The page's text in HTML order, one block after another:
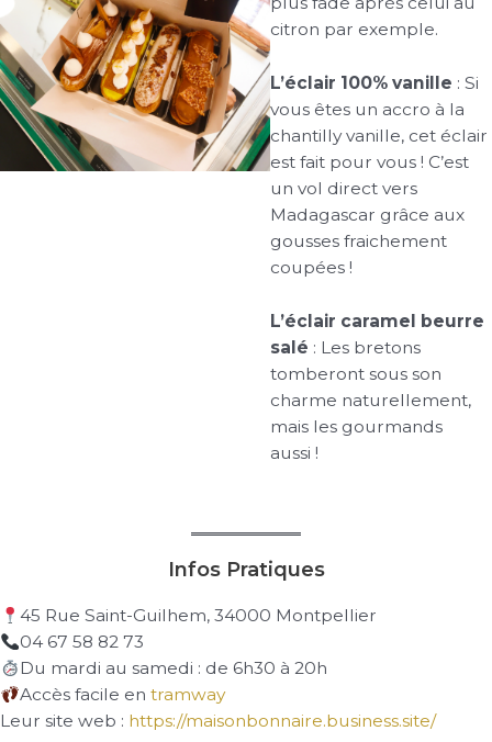
citron par exemple.
L’éclair 100% vanille : Si
vous êtes un accro à la
chantilly vanille, cet éclair
est fait pour vous ! C’est
un vol direct vers
Madagascar grâce aux
gousses fraichement
coupées !
L’éclair caramel beurre
salé : Les bretons
tomberont sous son
charme naturellement,
mais les gourmands
aussi !
Infos Pratiques
45 Rue Saint-Guilhem, 34000 Montpellier
04 67 58 82 73
Du mardi au samedi : de 6h30 à 20h
Accès facile en tramway
Leur site web : https://maisonbonnaire.business.site/